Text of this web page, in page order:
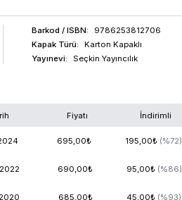
Barkod / ISBN:
9786253812706
Kapak Türü:
Karton Kapaklı
Yayınevi:
Seçkin Yayıncılık
Fiyatı İndirimli
695,00₺ 195,00₺ (%72)
2022 690,00₺ 95,00₺ (%86)
2020 685,00₺ 45,00₺ (%93)